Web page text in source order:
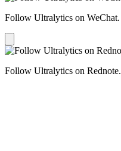
Follow Ultralytics on WeChat.
Follow Ultralytics on Rednote.